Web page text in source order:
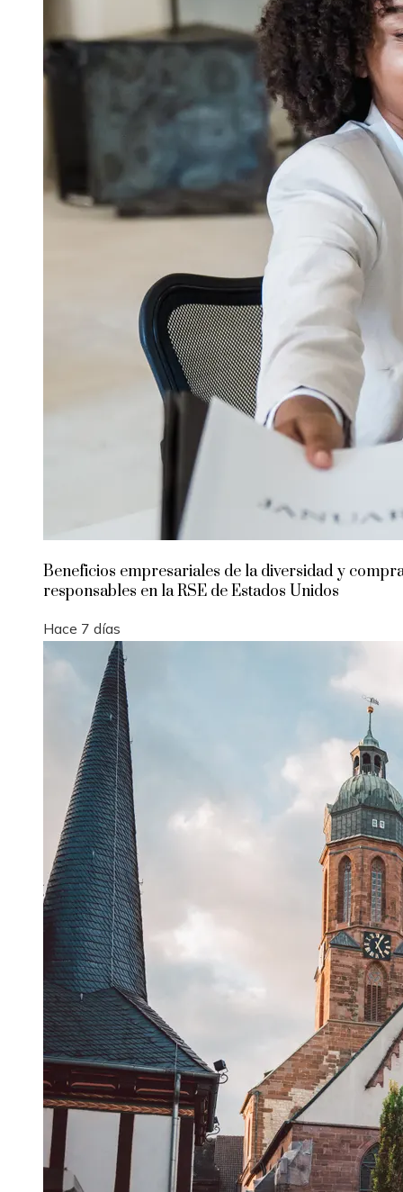
Beneficios empresariales de la diversidad y
responsables en la RSE de Estados Unidos
Hace 7 días